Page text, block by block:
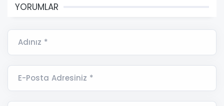
YORUMLAR
Adınız *
E-Posta Adresiniz *